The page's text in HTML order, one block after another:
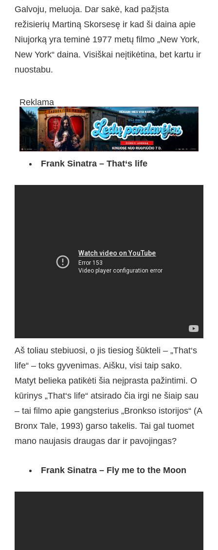
Galvoju, meluoja. Dar sakė, kad pažįsta
režisierių Martiną Skorsesę ir kad ši daina apie
Niujorką yra teminė 1977 metų filmo „New York,
New York“ daina. Visiškai neįtikėtina, bet kartu ir
nuostabu.
Reklama
Frank Sinatra – That‘s life
Aš toliau stebiuosi, o jis tiesiog šūkteli – „That‘s
life“ – toks gyvenimas. Aišku, visi taip sako.
Matyt belieka patikėti šia neįprasta pažintimi. O
kūrinys „That‘s life“ atsirado čia irgi ne šiaip sau
– tai filmo apie gangsterius „Bronkso istorijos“ (A
Bronx Tale, 1993) garso takelis. Tai gal tuomet
mano naujasis draugas dar ir pavojingas?
Frank Sinatra – Fly me to the Moon